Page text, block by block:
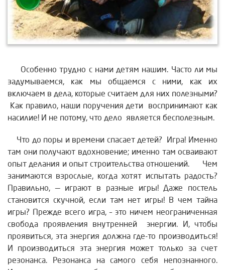
Особенно трудно с нами детям нашим. Часто ли мы
задумываемся, как мы общаемся с ними, как их
включаем в дела, которые считаем для них полезными?
Как правило, наши поручения дети воспринимают как
насилие! И не потому, что дело является бесполезным.
Что до поры и времени спасает детей? Игра! Именно
там они получают вдохновение; именно там осваивают
опыт делания и опыт строительства отношений. Чем
занимаются взрослые, когда хотят испытать радость?
Правильно, — играют в разные игры! Даже постель
становится скучной, если там нет игры! В чем тайна
игры? Прежде всего игра, – это ничем неограниченная
свобода проявления внутренней энергии. И, чтобы
проявиться, эта энергия должна где-то производиться!
И производиться эта энергия может только за счет
резонанса. Резонанса на самого себя непознанного.